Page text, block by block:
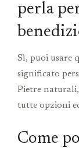
perla
Sì, puoi usare
significato
Pietre
tutte opzioni
Come